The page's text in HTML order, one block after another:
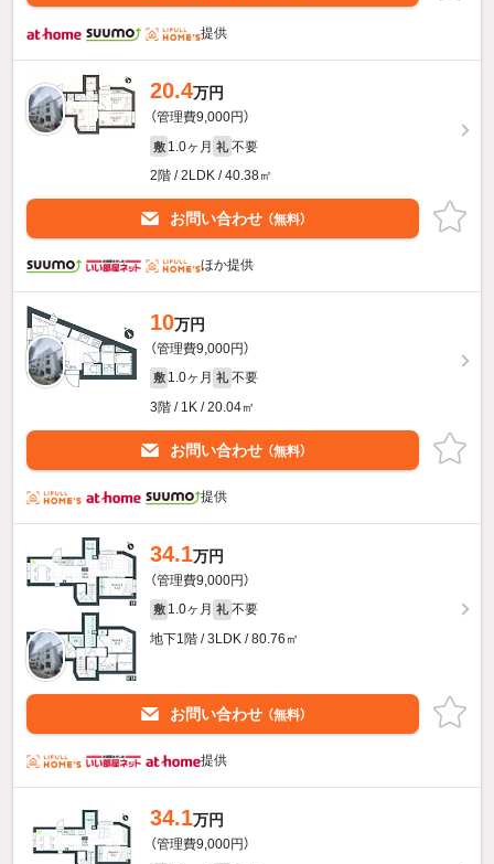
提供
20.4万円
（管理費9,000円）
敷 1.0ヶ月 礼 不要
2階 / 2LDK / 40.38㎡
お問い合わせ （無料）
ほか提供
10万円
（管理費9,000円）
敷 1.0ヶ月 礼 不要
3階 / 1K / 20.04㎡
お問い合わせ （無料）
提供
34.1万円
（管理費9,000円）
敷 1.0ヶ月 礼 不要
地下1階 / 3LDK / 80.76㎡
お問い合わせ （無料）
提供
34.1万円
（管理費9,000円）